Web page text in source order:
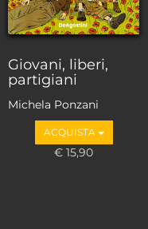
Giovani, liberi,
partigiani
Michela Ponzani
ACQUISTA
€ 15,90